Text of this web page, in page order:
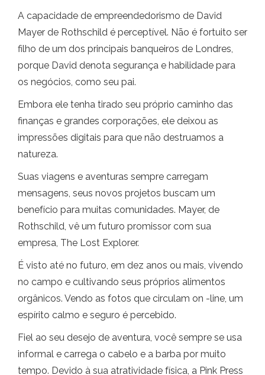
A capacidade de empreendedorismo de David
Mayer de Rothschild é perceptível. Não é fortuito ser
filho de um dos principais banqueiros de Londres,
porque David denota segurança e habilidade para
os negócios, como seu pai.
Embora ele tenha tirado seu próprio caminho das
finanças e grandes corporações, ele deixou as
impressões digitais para que não destruamos a
natureza.
Suas viagens e aventuras sempre carregam
mensagens, seus novos projetos buscam um
benefício para muitas comunidades. Mayer, de
Rothschild, vê um futuro promissor com sua
empresa, The Lost Explorer.
É visto até no futuro, em dez anos ou mais, vivendo
no campo e cultivando seus próprios alimentos
orgânicos. Vendo as fotos que circulam on -line, um
espírito calmo e seguro é percebido.
Fiel ao seu desejo de aventura, você sempre se usa
informal e carrega o cabelo e a barba por muito
tempo. Devido à sua atratividade física, a Pink Press